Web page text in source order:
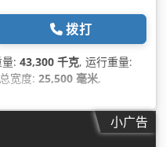
拨打
: 43,300 千克, 运行重量:
宽度: 25,500 毫米,
小广告